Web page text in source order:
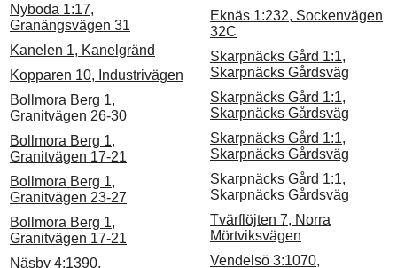
Nyboda 1:17,
Granängsvägen 31
Kanelen 1, Kanelgränd
Kopparen 10, Industrivägen
Bollmora Berg 1,
Granitvägen 26-30
Bollmora Berg 1,
Granitvägen 17-21
Bollmora Berg 1,
Granitvägen 23-27
Bollmora Berg 1,
Granitvägen 17-21
Näsby 4:1390,
Eknäs 1:232, Sockenvägen
32C
Skarpnäcks Gård 1:1,
Skarpnäcks Gårdsväg
Skarpnäcks Gård 1:1,
Skarpnäcks Gårdsväg
Skarpnäcks Gård 1:1,
Skarpnäcks Gårdsväg
Skarpnäcks Gård 1:1,
Skarpnäcks Gårdsväg
Tvärflöjten 7, Norra
Mörtviksvägen
Vendelsö 3:1070,